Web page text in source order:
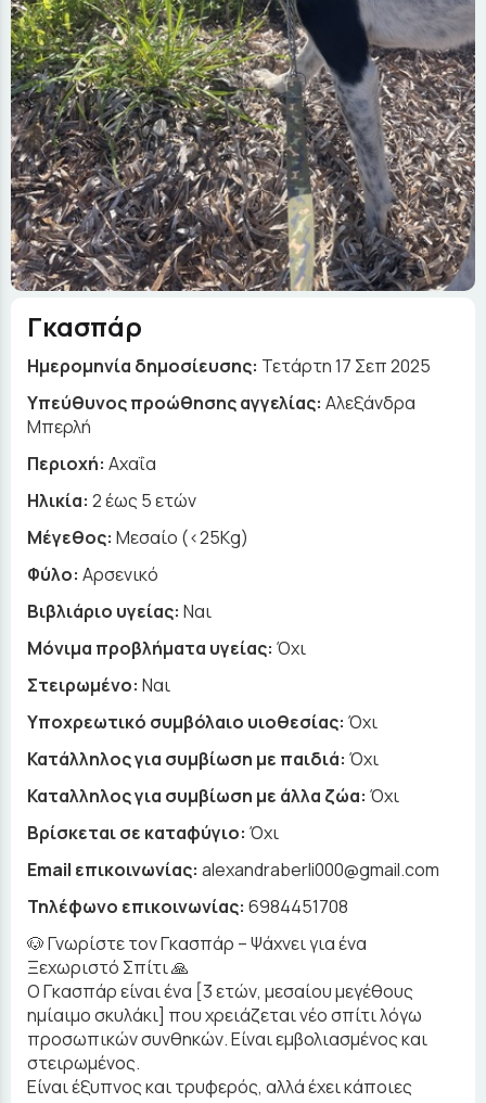
Γκασπάρ
Ημερομηνία δημοσίευσης: Τετάρτη 17 Σεπ 2025
Yπεύθυνος προώθησης αγγελίας: Αλεξάνδρα
Μπερλή
Περιοχή: Αχαΐα
Ηλικία: 2 έως 5 ετών
Μέγεθος: Μεσαίο (<25Kg)
Φύλο: Αρσενικό
Βιβλιάριο υγείας: Ναι
Μόνιμα προβλήματα υγείας: Όχι
Στειρωμένο: Ναι
Υποχρεωτικό συμβόλαιο υιοθεσίας: Όχι
Κατάλληλος για συμβίωση με παιδιά: Όχι
Καταλληλος για συμβίωση με άλλα ζώα: Όχι
Βρίσκεται σε καταφύγιο: Όχι
Email επικοινωνίας: alexandraberli000@gmail.com
Τηλέφωνο επικοινωνίας: 6984451708
🐶 Γνωρίστε τον Γκασπάρ – Ψάχνει για ένα
Ξεχωριστό Σπίτι 🙏
Ο Γκασπάρ είναι ένα [3 ετών, μεσαίου μεγέθους
ημίαιμο σκυλάκι] που χρειάζεται νέο σπίτι λόγω
προσωπικών συνθηκών. Είναι εμβολιασμένος και
στειρωμένος.
Είναι έξυπνος και τρυφερός, αλλά έχει κάποιες